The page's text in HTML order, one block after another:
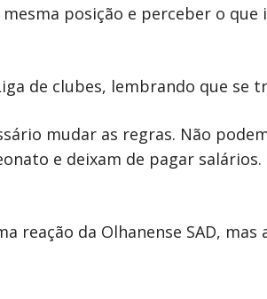
posição e perceber o
de clubes, lembrando que
mudar as regras. Não
e deixam de pagar
reação da Olhanense SAD,